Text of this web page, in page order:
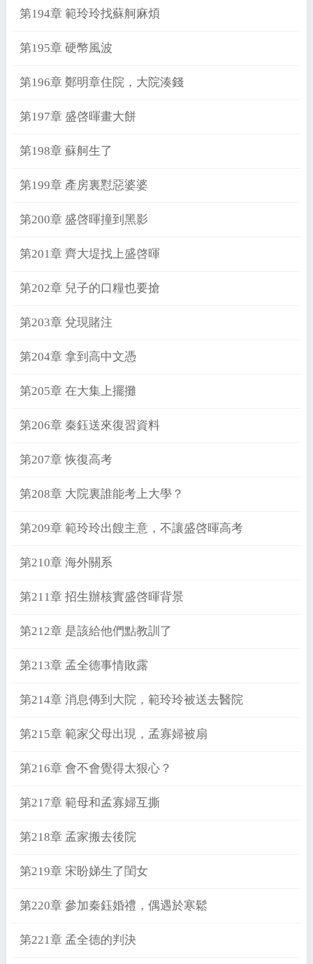
第194章 範玲玲找蘇舸麻煩
第195章 硬幣風波
第196章 鄭明章住院，大院湊錢
第197章 盛啓暉畫大餅
第198章 蘇舸生了
第199章 產房裏懟惡婆婆
第200章 盛啓暉撞到黑影
第201章 齊大堤找上盛啓暉
第202章 兒子的口糧也要搶
第203章 兌現賭注
第204章 拿到高中文憑
第205章 在大集上擺攤
第206章 秦鈺送來復習資料
第207章 恢復高考
第208章 大院裏誰能考上大學？
第209章 範玲玲出餿主意，不讓盛啓暉高考
第210章 海外關系
第211章 招生辦核實盛啓暉背景
第212章 是該給他們點教訓了
第213章 孟全德事情敗露
第214章 消息傳到大院，範玲玲被送去醫院
第215章 範家父母出現，孟寡婦被扇
第216章 會不會覺得太狠心？
第217章 範母和孟寡婦互撕
第218章 孟家搬去後院
第219章 宋盼娣生了閨女
第220章 參加秦鈺婚禮，偶遇於寒鬆
第221章 孟全德的判決